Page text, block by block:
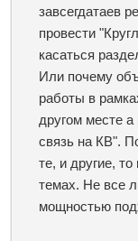
завсегдатаев
провести
касаться
Или почему
работы в
другом месте
связь на КВ".
те, и другие,
темах. Не все
мощностью